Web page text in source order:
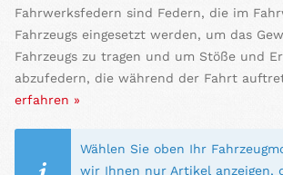
Fahrwerksfedern sind Federn, die im
Fahrzeugs eingesetzt werden, um das
Fahrzeugs zu tragen und um Stöße und
abzufedern, die während der Fahrt
erfahren »
Wählen Sie oben Ihr
wir Ihnen nur Artikel anzeigen,